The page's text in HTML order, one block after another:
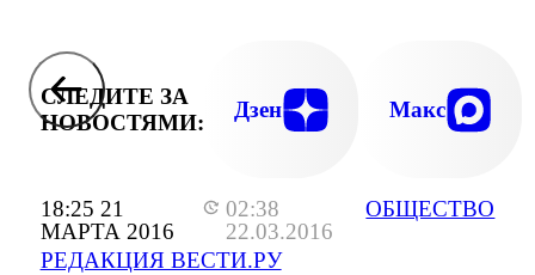
18:25 21
МАРТА 2016
02:38
22.03.2016
РЕДАКЦИЯ ВЕСТИ.РУ
ОБЩЕСТВО
СЛЕДИТЕ ЗА
НОВОСТЯМИ:
Дзен Макс